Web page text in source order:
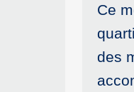
Ce
des